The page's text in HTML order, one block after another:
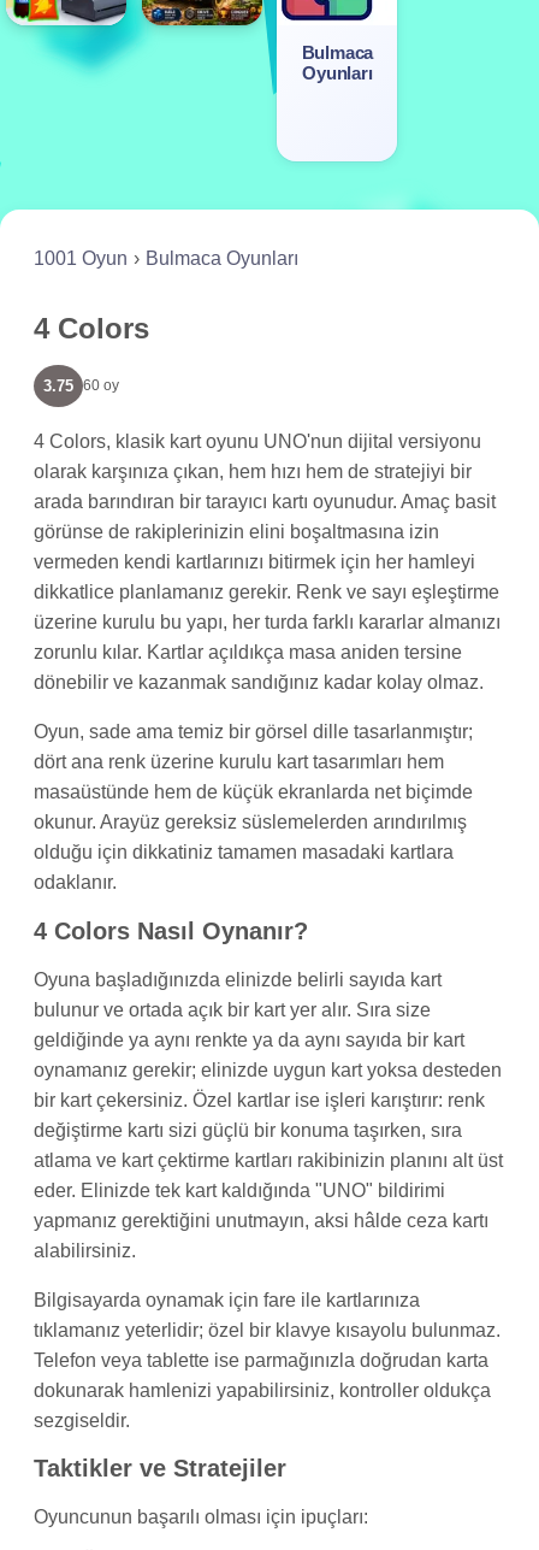
Bulmaca
Oyunları
1001 Oyun Bulmaca Oyunları
4 Colors
3.75 60 oy
4 Colors, klasik kart oyunu UNO'nun dijital versiyonu
olarak karşınıza çıkan, hem hızı hem de stratejiyi bir
arada barındıran bir tarayıcı kartı oyunudur. Amaç basit
görünse de rakiplerinizin elini boşaltmasına izin
vermeden kendi kartlarınızı bitirmek için her hamleyi
dikkatlice planlamanız gerekir. Renk ve sayı eşleştirme
üzerine kurulu bu yapı, her turda farklı kararlar almanızı
zorunlu kılar. Kartlar açıldıkça masa aniden tersine
dönebilir ve kazanmak sandığınız kadar kolay olmaz.
Oyun, sade ama temiz bir görsel dille tasarlanmıştır;
dört ana renk üzerine kurulu kart tasarımları hem
masaüstünde hem de küçük ekranlarda net biçimde
okunur. Arayüz gereksiz süslemelerden arındırılmış
olduğu için dikkatiniz tamamen masadaki kartlara
odaklanır.
4 Colors Nasıl Oynanır?
Oyuna başladığınızda elinizde belirli sayıda kart
bulunur ve ortada açık bir kart yer alır. Sıra size
geldiğinde ya aynı renkte ya da aynı sayıda bir kart
oynamanız gerekir; elinizde uygun kart yoksa desteden
bir kart çekersiniz. Özel kartlar ise işleri karıştırır: renk
değiştirme kartı sizi güçlü bir konuma taşırken, sıra
atlama ve kart çektirme kartları rakibinizin planını alt üst
eder. Elinizde tek kart kaldığında "UNO" bildirimi
yapmanız gerektiğini unutmayın, aksi hâlde ceza kartı
alabilirsiniz.
Bilgisayarda oynamak için fare ile kartlarınıza
tıklamanız yeterlidir; özel bir klavye kısayolu bulunmaz.
Telefon veya tablette ise parmağınızla doğrudan karta
dokunarak hamlenizi yapabilirsiniz, kontroller oldukça
sezgiseldir.
Taktikler ve Stratejiler
Oyuncunun başarılı olması için ipuçları: